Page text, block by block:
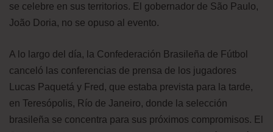
se celebre en sus territorios. El gobernador de São Paulo,
João Doria, no se opuso al evento.
A lo largo del día, la Confederación Brasileña de Fútbol
canceló las conferencias de prensa de los jugadores
Lucas Paquetá y Fred, que estaba prevista para la tarde,
en Teresópolis, Río de Janeiro, donde la selección
brasileña se concentra para sus próximos compromisos. El